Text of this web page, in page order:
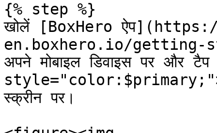
{% step %}
खोलें [BoxHero
en.boxhero.io/getting-
अपने मोबाइल डिवाइस पर और
स्क्रीन पर।